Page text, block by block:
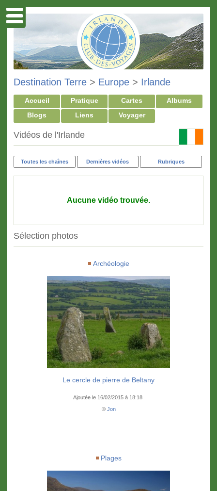
Destination Terre > Europe > Irlande
Accueil Pratique Cartes
Albums
Blogs
Liens Voyager
Vidéos de l'Irlande
Toutes les chaînes Dernières vidéos Rubriques
Aucune vidéo trouvée.
Sélection photos
Archéologie
Le cercle de pierre de Beltany
Ajoutée le 16/02/2015 à 18:18
© Jon
Plages